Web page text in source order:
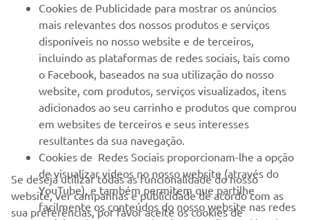
MAIS YAMAHA
SERVIÇO E SUPORTE
NEWSLETTER
Seja o primeiro a saber das últimas ofertas, eventos especiais,
novos lançamentos e muito mais
Cookies de Publicidade para mostrar os anúncios
mais relevantes dos nossos produtos e serviços
disponíveis no nosso website e de terceiros,
incluindo as plataformas de redes sociais, tais como
o Facebook, baseados na sua utilização do nosso
website, com produtos, serviços visualizados, itens
adicionados ao seu carrinho e produtos que comprou
em websites de terceiros e seus interesses
resultantes da sua navegação.
Cookies de Redes Sociais proporcionam-lhe a opção
de visualizar videos no nosso website (através do
YouTube), e também permitem que partilhe
facilmente os conteúdos do nosso website nas redes
Se deseja utilizar todas as funcionalidade do nosso
website, ver campanhas e publicidade de acordo com as
sua preferências, por favor aceite os cookies de